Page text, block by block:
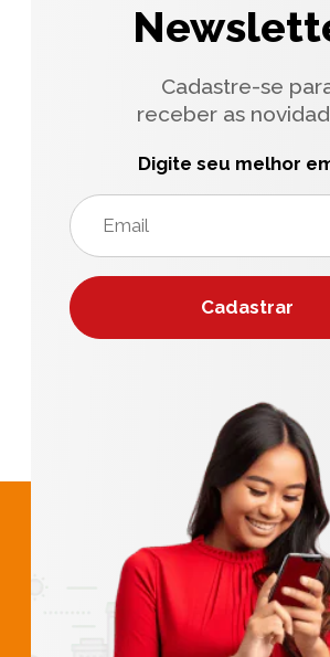
Cadastre-se
receber as
Digite seu melhor